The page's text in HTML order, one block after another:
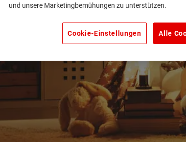
und unsere Marketingbemühungen zu unterstützen.
Cookie-Einstellungen Alle